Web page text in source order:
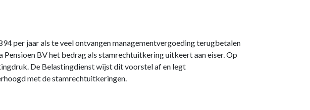
per jaar als te veel ontvangen managementvergoeding terugbetalen
BV het bedrag als stamrechtuitkering uitkeert aan eiser. Op
De Belastingdienst wijst dit voorstel af en legt
met de stamrechtuitkeringen.